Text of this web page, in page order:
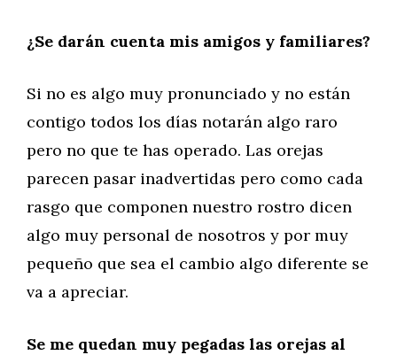
¿Se darán cuenta mis amigos y familiares?
Si no es algo muy pronunciado y no están
contigo todos los días notarán algo raro
pero no que te has operado. Las orejas
parecen pasar inadvertidas pero como cada
rasgo que componen nuestro rostro dicen
algo muy personal de nosotros y por muy
pequeño que sea el cambio algo diferente se
va a apreciar.
Se me quedan muy pegadas las orejas al